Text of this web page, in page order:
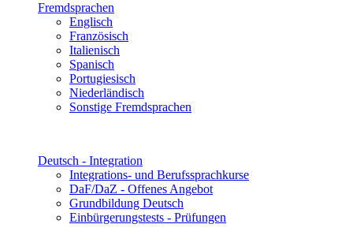
Fremdsprachen
Englisch
Französisch
Italienisch
Spanisch
Portugiesisch
Niederländisch
Sonstige Fremdsprachen
Deutsch - Integration
Integrations- und Berufssprachkurse
DaF/DaZ - Offenes Angebot
Grundbildung Deutsch
Einbürgerungstests - Prüfungen